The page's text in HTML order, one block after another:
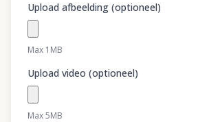
Upload afbeelding (optioneel)
Max 1MB
Upload video (optioneel)
Max 5MB